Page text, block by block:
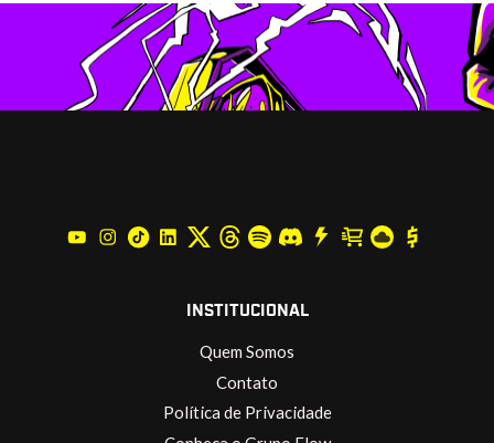
INSTITUCIONAL
Quem Somos
Contato
Política de Privacidade